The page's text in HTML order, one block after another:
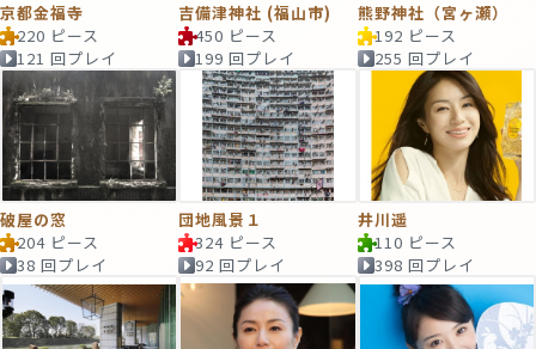
京都金福寺
220 ピース
121 回プレイ
吉備津神社 (福山市)
450 ピース
199 回プレイ
熊野神社（宮ヶ瀬）
192 ピース
255 回プレイ
破屋の窓
204 ピース
38 回プレイ
団地風景１
324 ピース
92 回プレイ
井川遥
110 ピース
398 回プレイ